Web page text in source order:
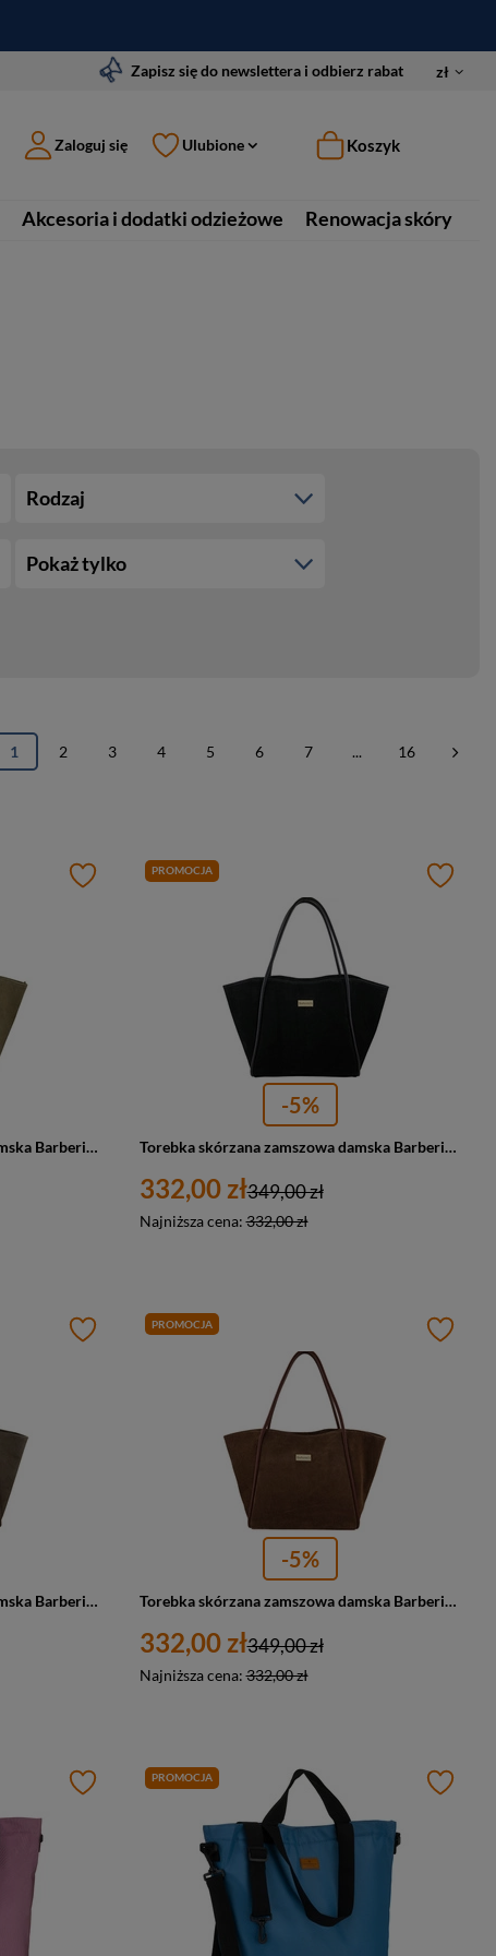
Zapisz się do newslettera i odbierz rabat zł
Zaloguj się Ulubione Koszyk
Akcesoria i dodatki odzieżowe
Renowacja skóry
Rodzaj
Pokaż tylko
1
2 3 4 5 6 7 ... 16
Torebka skórzana zamszowa damska Barberini's 1008-2 shopperka A4 beżowa
PROMOCJA
-5%
Torebka skórzana zamszowa damska Barberini's 1008-1 shopper A4 czarna
332,00 zł
Najniższa cena:332,00 zł
349,00 zł
Torebka skórzana zamszowa damska Barberini's 1008-9 shopper A4 ciemnobeżowa
PROMOCJA
-5%
Torebka skórzana zamszowa damska Barberini's 1008-6 shopper A4 brązowa
332,00 zł
Najniższa cena:332,00 zł
349,00 zł
PROMOCJA